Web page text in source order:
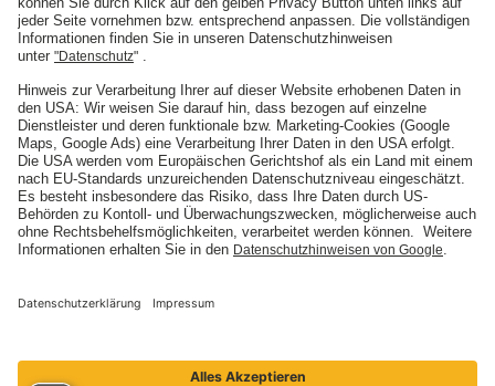
Unternehmen
Karriere
Nachhaltigkeit
Social Media
ARTIMA
ARTIMA
BELMOT